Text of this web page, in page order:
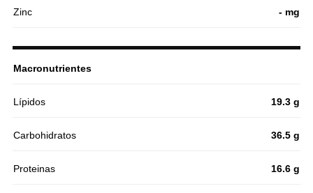
Zinc - mg
Macronutrientes
Lípidos 19.3 g
Carbohidratos 36.5 g
Proteinas 16.6 g